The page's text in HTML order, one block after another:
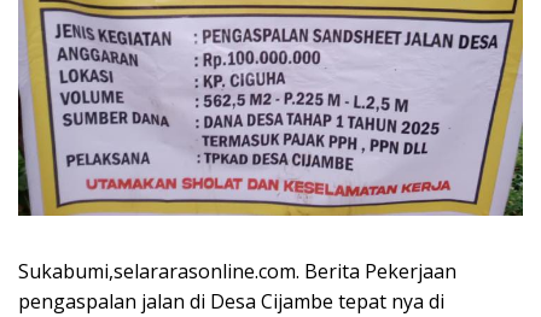
Sukabumi,selararasonline.com. Berita Pekerjaan
pengaspalan jalan di Desa Cijambe tepat nya di